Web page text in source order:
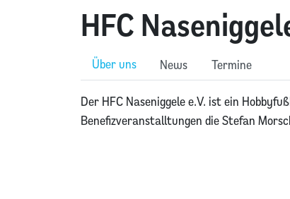
HFC
Über uns News Termine
Der HFC Naseniggele e.V. ist ein
Benefizveranstalltungen die Stefan